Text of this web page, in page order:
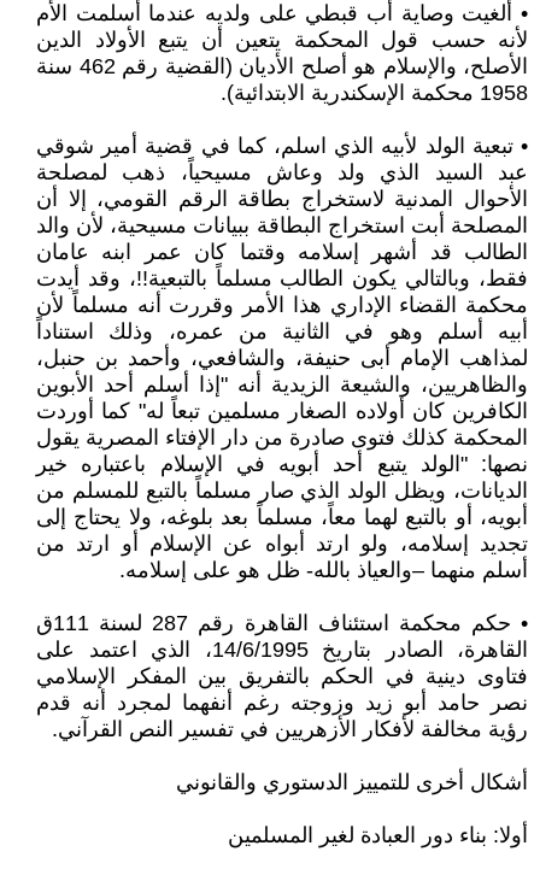
• ألغيت وصاية أب قبطي على ولديه عندما أسلمت الأم
لأنه حسب قول المحكمة يتعين أن يتبع الأولاد الدين
الأصلح، والإسلام هو أصلح الأديان (القضية رقم 462 سنة
1958 محكمة الإسكندرية الابتدائية).
• تبعية الولد لأبيه الذي اسلم، كما في قضية أمير شوقي
عبد السيد الذي ولد وعاش مسيحياً، ذهب لمصلحة
الأحوال المدنية لاستخراج بطاقة الرقم القومي، إلا أن
المصلحة أبت استخراج البطاقة ببيانات مسيحية، لأن والد
الطالب قد أشهر إسلامه وقتما كان عمر ابنه عامان
فقط، وبالتالي يكون الطالب مسلماً بالتبعية!!، وقد أيدت
محكمة القضاء الإداري هذا الأمر وقررت أنه مسلماً لأن
أبيه أسلم وهو في الثانية من عمره، وذلك استناداً
لمذاهب الإمام أبى حنيفة، والشافعي، وأحمد بن حنبل،
والظاهريين، والشيعة الزيدية أنه "إذا أسلم أحد الأبوين
الكافرين كان أولاده الصغار مسلمين تبعاً له" كما أوردت
المحكمة كذلك فتوى صادرة من دار الإفتاء المصرية يقول
نصها: "الولد يتبع أحد أبويه في الإسلام باعتباره خير
الديانات، ويظل الولد الذي صار مسلماً بالتبع للمسلم من
أبويه، أو بالتبع لهما معاً، مسلماً بعد بلوغه، ولا يحتاج إلى
تجديد إسلامه، ولو ارتد أبواه عن الإسلام أو ارتد من
أسلم منهما –والعياذ بالله- ظل هو على إسلامه.
• حكم محكمة استئناف القاهرة رقم 287 لسنة 111ق
القاهرة، الصادر بتاريخ 14/6/1995، الذي اعتمد على
فتاوى دينية في الحكم بالتفريق بين المفكر الإسلامي
نصر حامد أبو زيد وزوجته رغم أنفهما لمجرد أنه قدم
رؤية مخالفة لأفكار الأزهريين في تفسير النص القرآني.
أشكال أخرى للتمييز الدستوري والقانوني
أولا: بناء دور العبادة لغير المسلمين